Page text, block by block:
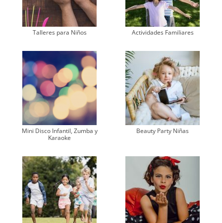
Talleres para Niños Actividades Familiares
Mini Disco Infantil, Zumba y
Karaoke
Beauty Party Niñas